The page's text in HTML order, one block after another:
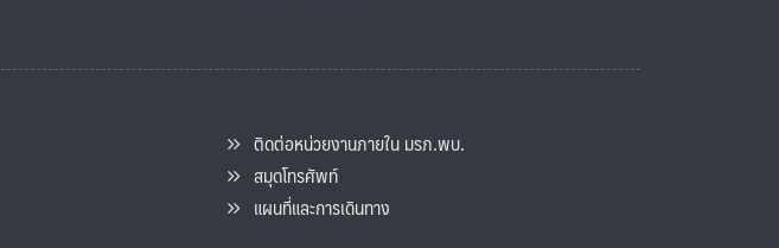
ติดต่อหน่วยงานภายใน มรภ.พบ.
สมุดโทรศัพท์
แผนที่และการเดินทาง